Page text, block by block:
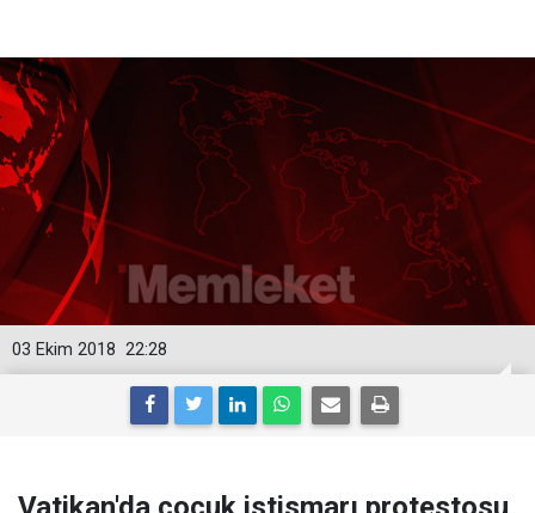
22:28
03 Ekim 2018